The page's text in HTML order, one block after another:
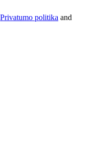
Privatumo politika and